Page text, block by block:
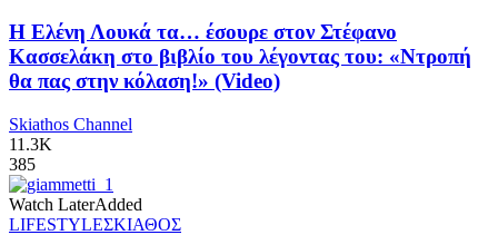
Η Ελένη Λουκά τα… έσουρε στον Στέφανο
Κασσελάκη στο βιβλίο του λέγοντας του: «Ντροπή
θα πας στην κόλαση!» (Video)
Skiathos Channel
11.3K
385
Watch LaterAdded
LIFESTYLEΣΚΙΑΘΟΣ